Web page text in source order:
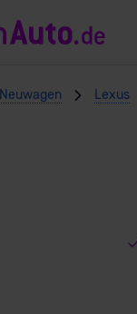
Neuwagen Lexus